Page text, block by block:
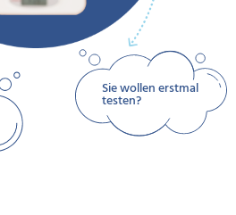
Sie wollen erstmal
testen?